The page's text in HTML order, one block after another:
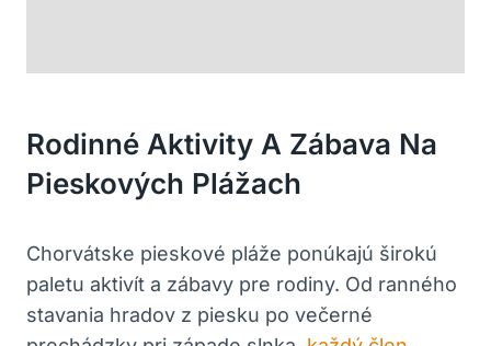
Rodinné Aktivity A Zábava Na
Pieskových Plážach
Chorvátske pieskové pláže ponúkajú širokú
paletu aktivít a zábavy pre rodiny. Od ranného
stavania hradov z piesku po večerné